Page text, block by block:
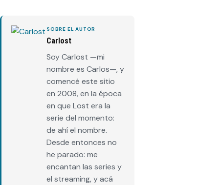
SOBRE EL AUTOR
Carlost
Soy Carlost —mi
nombre es Carlos—, y
comencé este sitio
en 2008, en la época
en que Lost era la
serie del momento:
de ahí el nombre.
Desde entonces no
he parado: me
encantan las series y
el streaming, y acá